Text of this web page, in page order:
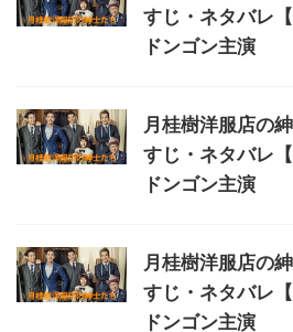
すじ・ネタバレ
ドンゴン主演
月桂樹洋服店の
すじ・ネタバレ
ドンゴン主演
月桂樹洋服店の
すじ・ネタバレ
ドンゴン主演